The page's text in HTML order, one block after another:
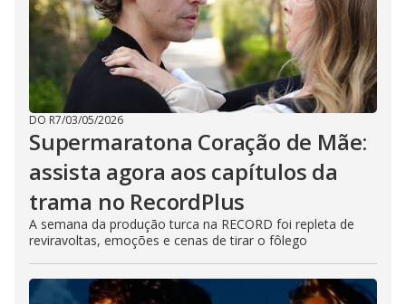
DO R7/03/05/2026
Supermaratona Coração de Mãe:
assista agora aos capítulos da
trama no RecordPlus
A semana da produção turca na RECORD foi repleta de
reviravoltas, emoções e cenas de tirar o fôlego